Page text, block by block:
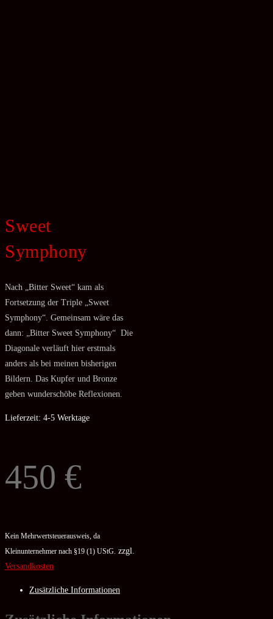
Sweet
Symphony
Nach „Bitter Sweet“ kam als
Fortsetzung der Triple „Sweet
Symphony“. Gemeinsam wäre das
dann: „Bitter Sweet Symphony“ Die
Diagonale verläuft hier erstmals
anders als bei meinen bisherigen
Bildern. Das Kupfer und Bronze
geben wunderschöbe Reflexionen.
Lieferzeit: 4-5 Werktage
450 €
Kein Mehrwertsteuerausweis, da
Kleinunternehmer nach §19 (1) UStG. zzgl.
Versandkosten
Zusätzliche Informationen